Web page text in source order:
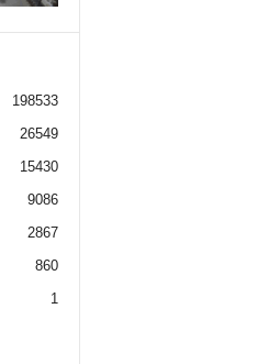
198533
26549
15430
9086
2867
860
1